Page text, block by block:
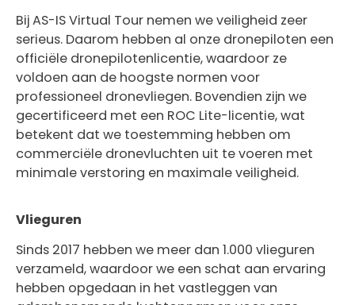
Bij AS-IS Virtual Tour nemen we veiligheid zeer
serieus. Daarom hebben al onze dronepiloten een
officiële dronepilotenlicentie, waardoor ze
voldoen aan de hoogste normen voor
professioneel dronevliegen. Bovendien zijn we
gecertificeerd met een ROC Lite-licentie, wat
betekent dat we toestemming hebben om
commerciële dronevluchten uit te voeren met
minimale verstoring en maximale veiligheid.
Vlieguren
Sinds 2017 hebben we meer dan 1.000 vlieguren
verzameld, waardoor we een schat aan ervaring
hebben opgedaan in het vastleggen van